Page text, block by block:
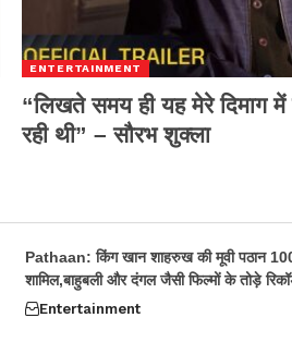
ENTERTAINMENT
“लिखते समय ही यह मेरे दिमाग
रही थी” – सौरभ शुक्ला
Pathaan: किंग खान शाहरुख की मूवी पठान
शामिल,बाहुबली और दंगल जैसी फिल्मों के तोड़े
Entertainment